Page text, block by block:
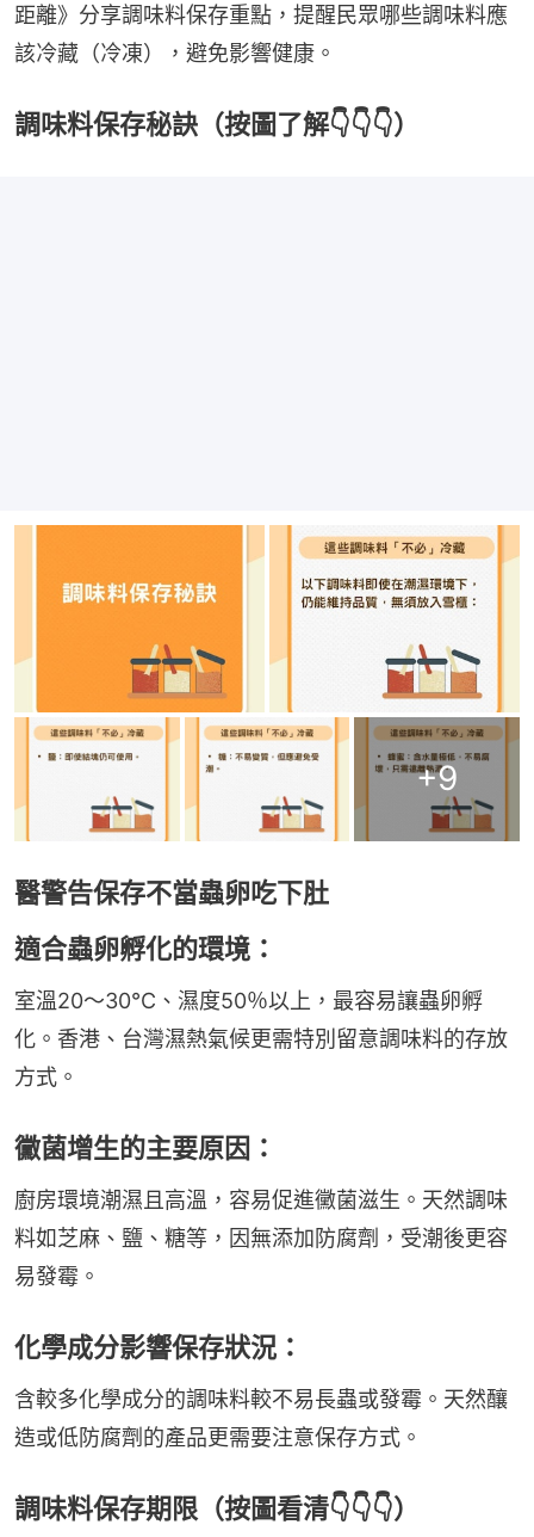
距離》分享調味料保存重點，提醒民眾哪些調味料應
該冷藏（冷凍），避免影響健康。
調味料保存秘訣（按圖了解👇👇👇）
+9
醫警告保存不當蟲卵吃下肚
適合蟲卵孵化的環境：
室溫20～30°C、濕度50％以上，最容易讓蟲卵孵
化。香港、台灣濕熱氣候更需特別留意調味料的存放
方式。
黴菌增生的主要原因：
廚房環境潮濕且高溫，容易促進黴菌滋生。天然調味
料如芝麻、鹽、糖等，因無添加防腐劑，受潮後更容
易發霉。
化學成分影響保存狀況：
含較多化學成分的調味料較不易長蟲或發霉。天然釀
造或低防腐劑的產品更需要注意保存方式。
調味料保存期限（按圖看清👇👇👇）